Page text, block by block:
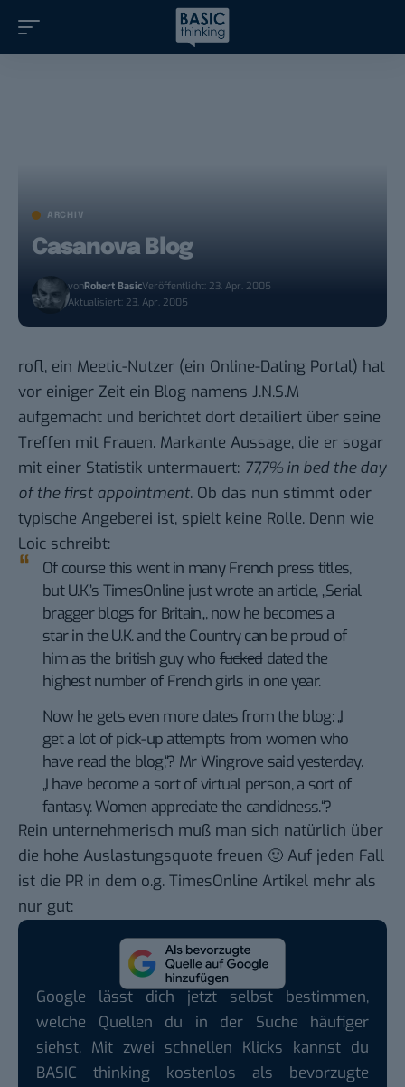
ARCHIV
Casanova Blog
vonRobert BasicVeröffentlicht: 23. Apr. 2005
Aktualisiert: 23. Apr. 2005
rofl, ein Meetic-Nutzer (ein Online-Dating Portal) hat
vor einiger Zeit ein Blog namens J.N.S.M
aufgemacht und berichtet dort detailiert über seine
Treffen mit Frauen. Markante Aussage, die er sogar
mit einer Statistik untermauert: 77,7% in bed the day
of the first appointment. Ob das nun stimmt oder
typische Angeberei ist, spielt keine Rolle. Denn wie
Loic schreibt:
Of course this went in many French press titles,
but U.K.’s TimesOnline just wrote an article, „Serial
bragger blogs for Britain„, now he becomes a
star in the U.K. and the Country can be proud of
him as the british guy who fuckeddated the
highest number of French girls in one year.
Now he gets even more dates from the blog: „I
get a lot of pick-up attempts from women who
have read the blog,“? Mr Wingrove said yesterday.
„I have become a sort of virtual person, a sort of
fantasy. Women appreciate the candidness.“?
Rein unternehmerisch muß man sich natürlich über
die hohe Auslastungsquote freuen 🙂 Auf jeden Fall
ist die PR in dem o.g. TimesOnline Artikel mehr als
nur gut:
Google lässt dich jetzt selbst bestimmen,
welche Quellen du in der Suche häufiger
siehst. Mit zwei schnellen Klicks kannst du
BASIC thinking kostenlos als bevorzugte